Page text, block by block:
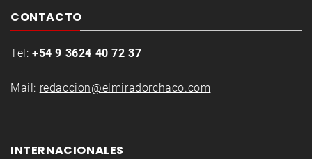
CONTACTO
Tel: +54 9 3624 40 72 37
Mail: redaccion@elmiradorchaco.com
INTERNACIONALES